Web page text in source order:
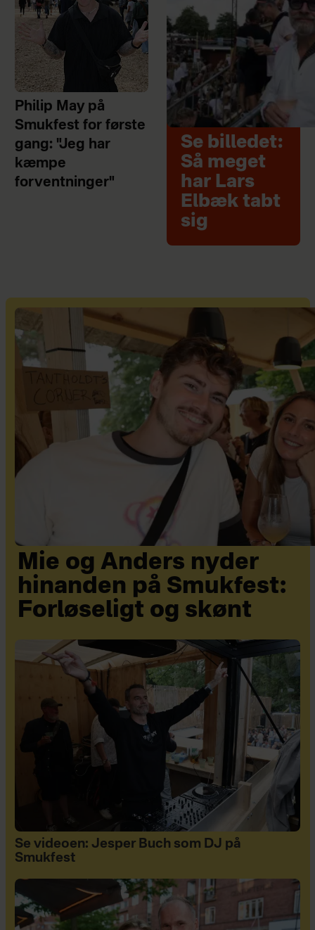
Philip May på
Smukfest for første
gang: "Jeg har
kæmpe
forventninger"
Se billedet:
Så meget
har Lars
Elbæk tabt
sig
Mie og Anders nyder
hinanden på Smukfest:
Forløseligt og skønt
Se videoen: Jesper Buch som DJ på
Smukfest